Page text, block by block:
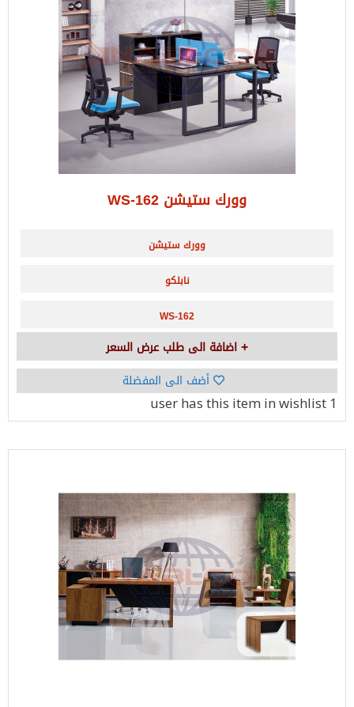
وورك ستيشن WS-162
وورك ستيشن
نابلكو
WS-162
اضافة الى طلب عرض السعر
أضف الى المفضلة
1 user
has this item in wishlist